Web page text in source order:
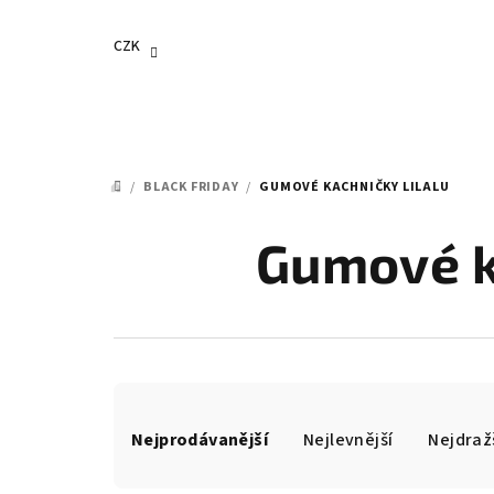
CZK
DOMŮ
/ BLACK FRIDAY / GUMOVÉ KACHNIČKY LILALU
Gumové
aNejprodávanější Nejlevnější